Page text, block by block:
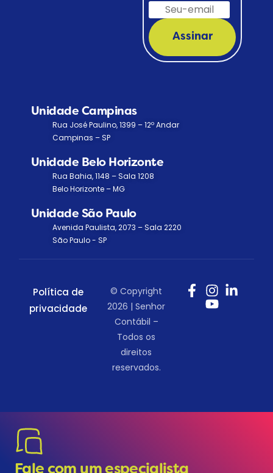
Assinar
Unidade Campinas
Rua José Paulino, 1399 – 12º Andar
Campinas – SP
Unidade Belo Horizonte
Rua Bahia, 1148 – Sala 1208
Belo Horizonte – MG
Unidade São Paulo
Avenida Paulista, 2073 – Sala 2220
São Paulo - SP
Política de
privacidade
© Copyright
2026 | Senhor
Contábil –
Todos os
direitos
reservados.
Fale com um especialista